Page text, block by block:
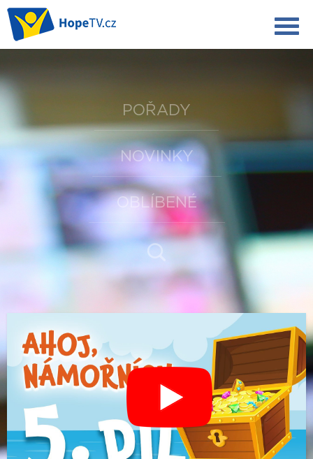
POŘADY
NOVINKY
OBLÍBENÉ